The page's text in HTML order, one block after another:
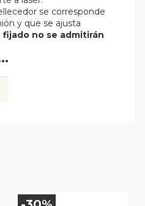
se corresponde
y que se ajusta
fijado no se admitirán